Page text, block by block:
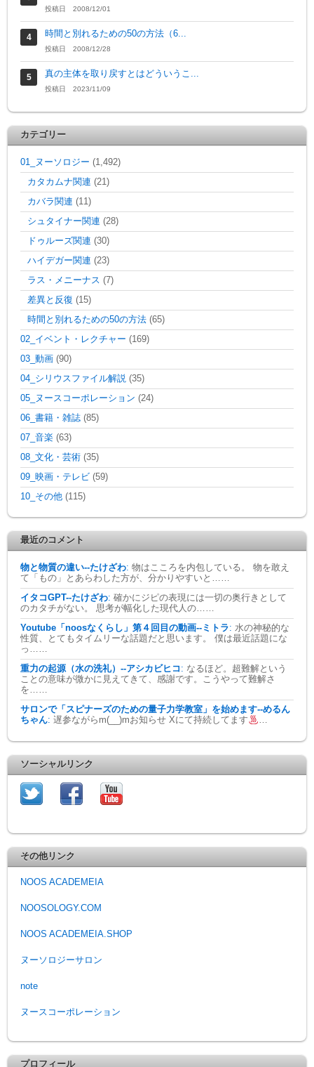
投稿日 2008/12/01
時間と別れるための50の方法（6...
投稿日 2008/12/28
真の主体を取り戻すとはどういうこ...
投稿日 2023/11/09
カテゴリー
01_ヌーソロジー (1,492)
カタカムナ関連 (21)
カバラ関連 (11)
シュタイナー関連 (28)
ドゥルーズ関連 (30)
ハイデガー関連 (23)
ラス・メニーナス (7)
差異と反復 (15)
時間と別れるための50の方法 (65)
02_イベント・レクチャー (169)
03_動画 (90)
04_シリウスファイル解説 (35)
05_ヌースコーポレーション (24)
06_書籍・雑誌 (85)
07_音楽 (63)
08_文化・芸術 (35)
09_映画・テレビ (59)
10_その他 (115)
最近のコメント
物と物質の違い--たけざわ: 物はこころを内包している。 物を敢え
て「もの」とあらわした方が、分かりやすいと……
イタコGPT--たけざわ: 確かにジピの表現には一切の奥行きとして
のカタチがない。 思考が幅化した現代人の……
Youtube「noosなくらし」第４回目の動画--ミトラ: 水の神秘的な
性質、とてもタイムリーな話題だと思います。 僕は最近話題にな
っ……
重力の起源（水の洗礼）--アシカビヒコ : なるほど。超難解という
ことの意味が微かに見えてきて、感謝です。こうやって難解さ
を……
サロンで「スピナーズのための量子力学教室」を始めます--めるん
ちゃん: 遅参ながらm(__)mお知らせ Xにて持続してます …
ソーシャルリンク
その他リンク
NOOS ACADEMEIA
NOOSOLOGY.COM
NOOS ACADEMEIA.SHOP
ヌーソロジーサロン
note
ヌースコーポレーション
プロフィール